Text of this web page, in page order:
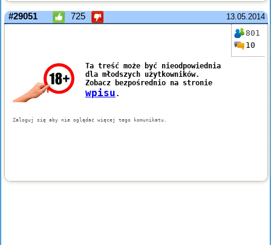
13.05.2014
#29051 725
801
10